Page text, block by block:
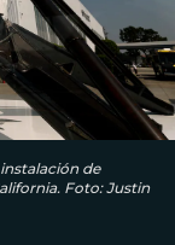
de
Foto: Justin